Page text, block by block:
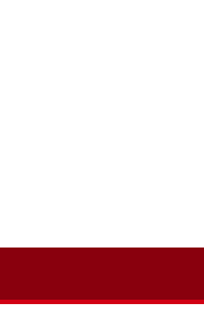
info.cz
on-line